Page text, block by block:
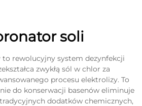
soli
rewolucyjny system dezynfekcji
zwykłą sól w chlor za
procesu elektrolizy. To
do konserwacji basenów eliminuje
dodatków chemicznych,